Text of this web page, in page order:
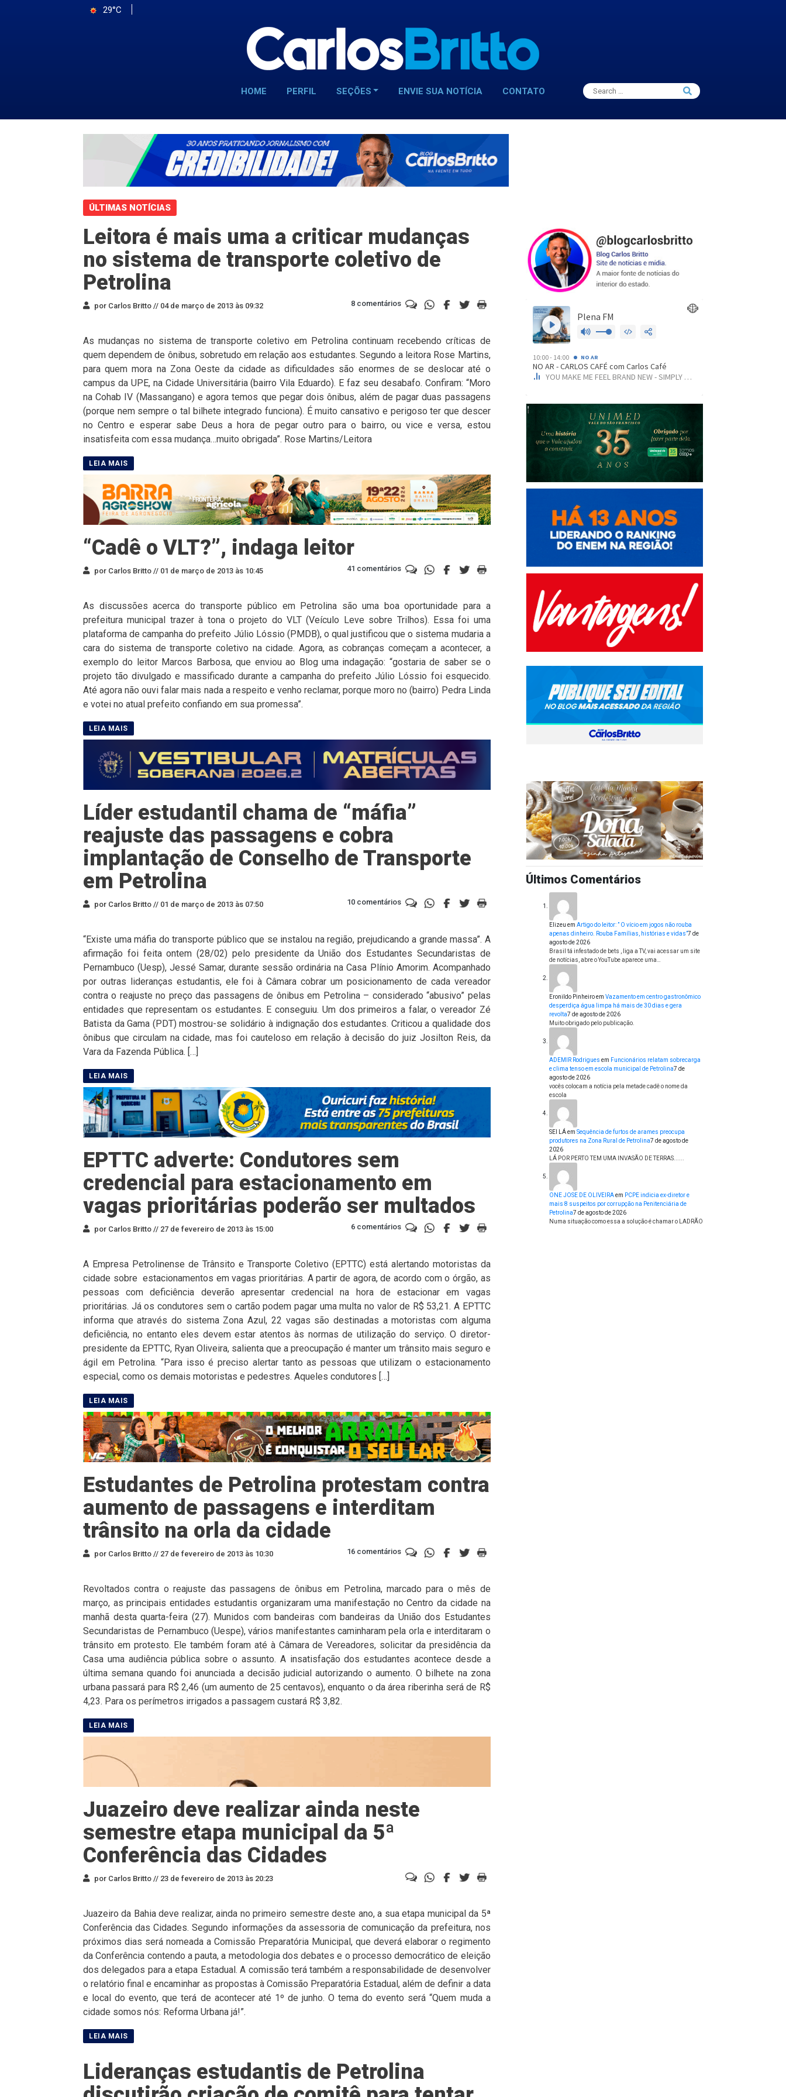
29°C
HOME PERFIL SEÇÕES ENVIE SUA NOTÍCIA CONTATO
Search
for:
Search
ÚLTIMAS NOTÍCIAS
Leitora é mais uma a criticar mudanças
no sistema de transporte coletivo de
Petrolina
por Carlos Britto // 04 de março de 2013 às 09:32 8 comentários
As mudanças no sistema de transporte coletivo em Petrolina continuam recebendo críticas de
quem dependem de ônibus, sobretudo em relação aos estudantes. Segundo a leitora Rose Martins,
para quem mora na Zona Oeste da cidade as dificuldades são enormes de se deslocar até o
campus da UPE, na Cidade Universitária (bairro Vila Eduardo). E faz seu desabafo. Confiram: “Moro
na Cohab IV (Massangano) e agora temos que pegar dois ônibus, além de pagar duas passagens
(porque nem sempre o tal bilhete integrado funciona). É muito cansativo e perigoso ter que descer
no Centro e esperar sabe Deus a hora de pegar outro para o bairro, ou vice e versa, estou
insatisfeita com essa mudança…muito obrigada”. Rose Martins/Leitora
“Cadê o VLT?”, indaga leitor
por Carlos Britto // 01 de março de 2013 às 10:45 41 comentários
As discussões acerca do transporte público em Petrolina são uma boa oportunidade para a
prefeitura municipal trazer à tona o projeto do VLT (Veículo Leve sobre Trilhos). Essa foi uma
plataforma de campanha do prefeito Júlio Lóssio (PMDB), o qual justificou que o sistema mudaria a
cara do sistema de transporte coletivo na cidade. Agora, as cobranças começam a acontecer, a
exemplo do leitor Marcos Barbosa, que enviou ao Blog uma indagação: “gostaria de saber se o
projeto tão divulgado e massificado durante a campanha do prefeito Júlio Lóssio foi esquecido.
Até agora não ouvi falar mais nada a respeito e venho reclamar, porque moro no (bairro) Pedra Linda
e votei no atual prefeito confiando em sua promessa”.
Líder estudantil chama de “máfia”
reajuste das passagens e cobra
implantação de Conselho de Transporte
em Petrolina
por Carlos Britto // 01 de março de 2013 às 07:50 10 comentários
“Existe uma máfia do transporte público que se instalou na região, prejudicando a grande massa”. A
afirmação foi feita ontem (28/02) pelo presidente da União dos Estudantes Secundaristas de
Pernambuco (Uesp), Jessé Samar, durante sessão ordinária na Casa Plínio Amorim. Acompanhado
por outras lideranças estudantis, ele foi à Câmara cobrar um posicionamento de cada vereador
contra o reajuste no preço das passagens de ônibus em Petrolina – considerado “abusivo” pelas
entidades que representam os estudantes. E conseguiu. Um dos primeiros a falar, o vereador Zé
Batista da Gama (PDT) mostrou-se solidário à indignação dos estudantes. Criticou a qualidade dos
ônibus que circulam na cidade, mas foi cauteloso em relação à decisão do juiz Josilton Reis, da
Vara da Fazenda Pública. […]
EPTTC adverte: Condutores sem
credencial para estacionamento em
vagas prioritárias poderão ser multados
por Carlos Britto // 27 de fevereiro de 2013 às 15:00 6 comentários
A Empresa Petrolinense de Trânsito e Transporte Coletivo (EPTTC) está alertando motoristas da
cidade sobre estacionamentos em vagas prioritárias. A partir de agora, de acordo com o órgão, as
pessoas com deficiência deverão apresentar credencial na hora de estacionar em vagas
prioritárias. Já os condutores sem o cartão podem pagar uma multa no valor de R$ 53,21. A EPTTC
informa que através do sistema Zona Azul, 22 vagas são destinadas a motoristas com alguma
deficiência, no entanto eles devem estar atentos às normas de utilização do serviço. O diretor-
presidente da EPTTC, Ryan Oliveira, salienta que a preocupação é manter um trânsito mais seguro e
ágil em Petrolina. “Para isso é preciso alertar tanto as pessoas que utilizam o estacionamento
especial, como os demais motoristas e pedestres. Aqueles condutores […]
Estudantes de Petrolina protestam contra
aumento de passagens e interditam
trânsito na orla da cidade
por Carlos Britto // 27 de fevereiro de 2013 às 10:30 16 comentários
Revoltados contra o reajuste das passagens de ônibus em Petrolina, marcado para o mês de
março, as principais entidades estudantis organizaram uma manifestação no Centro da cidade na
manhã desta quarta-feira (27). Munidos com bandeiras com bandeiras da União dos Estudantes
Secundaristas de Pernambuco (Uespe), vários manifestantes caminharam pela orla e interditaram o
trânsito em protesto. Ele também foram até à Câmara de Vereadores, solicitar da presidência da
Casa uma audiência pública sobre o assunto. A insatisfação dos estudantes acontece desde a
última semana quando foi anunciada a decisão judicial autorizando o aumento. O bilhete na zona
urbana passará para R$ 2,46 (um aumento de 25 centavos), enquanto o da área riberinha será de R$
4,23. Para os perímetros irrigados a passagem custará R$ 3,82.
Juazeiro deve realizar ainda neste
semestre etapa municipal da 5ª
Conferência das Cidades
por Carlos Britto // 23 de fevereiro de 2013 às 20:23
Juazeiro da Bahia deve realizar, ainda no primeiro semestre deste ano, a sua etapa municipal da 5ª
Conferência das Cidades. Segundo informações da assessoria de comunicação da prefeitura, nos
próximos dias será nomeada a Comissão Preparatória Municipal, que deverá elaborar o regimento
da Conferência contendo a pauta, a metodologia dos debates e o processo democrático de eleição
dos delegados para a etapa Estadual. A comissão terá também a responsabilidade de desenvolver
o relatório final e encaminhar as propostas à Comissão Preparatória Estadual, além de definir a data
e local do evento, que terá de acontecer até 1º de junho. O tema do evento será “Quem muda a
cidade somos nós: Reforma Urbana já!”.
Lideranças estudantis de Petrolina
Últimos Comentários
Elizeu em Artigo do leitor: ” O vício em jogos não rouba
apenas dinheiro. Rouba Famílias, histórias e vidas”7 de
agosto de 2026
Brasil tá infestado de bets , liga a TV, vai acessar um site
de notícias, abre o YouTube aparece uma…
Eronildo Pinheiroem Vazamento em centro gastronômico
desperdiça água limpa há mais de 30 dias e gera
revolta7 de agosto de 2026
Muito obrigado pelo publicação.
ADEMIR Rodrigues em Funcionários relatam sobrecarga
e clima tenso em escola municipal de Petrolina7 de
agosto de 2026
vocês colocam a notícia pela metade cadê o nome da
escola
SEI LÁem Sequência de furtos de arames preocupa
produtores na Zona Rural de Petrolina7 de agosto de
2026
LÁ POR PERTO TEM UMA INVASÃO DE TERRAS......
ONE JOSE DE OLIVEIRAem PCPE indicia ex-diretor e
mais 8 suspeitos por corrupção na Penitenciária de
Petrolina7 de agosto de 2026
Numa situação como essa a solução é chamar o LADRÃO